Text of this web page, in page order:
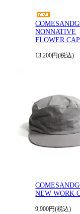
NONNATIVE
FLOWER CAP
13,200円(税込)
NEW WORK
9,900円(税込)